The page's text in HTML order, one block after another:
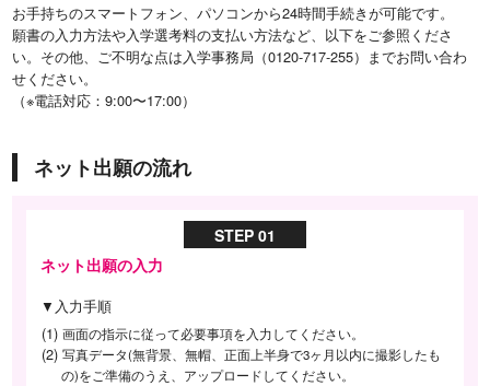
お手持ちのスマートフォン、パソコンから24時間手続きが可能です。
願書の入力方法や入学選考料の支払い方法など、以下をご参照くださ
い。その他、ご不明な点は入学事務局（0120-717-255）までお問い合わ
せください。
（※電話対応：9:00〜17:00）
ネット出願の流れ
STEP 01
ネット出願の入力
▼入力手順
画面の指示に従って必要事項を入力してください。
写真データ(無背景、無帽、正面上半身で3ヶ月以内に撮影したも
の)をご準備のうえ、アップロードしてください。